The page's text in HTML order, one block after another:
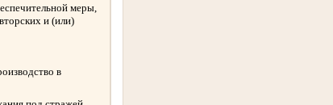
меры,
и (или)
в